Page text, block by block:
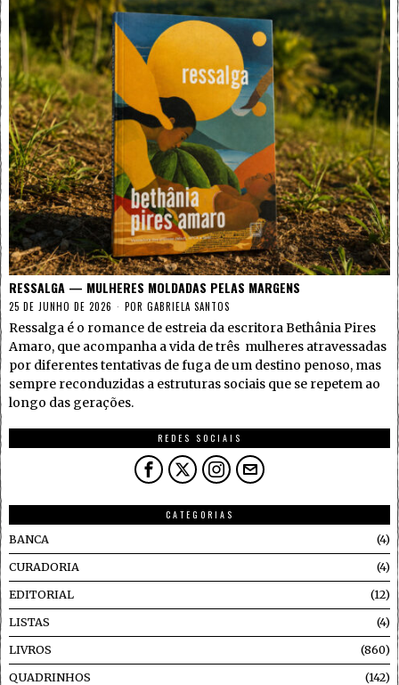
RESSALGA — MULHERES MOLDADAS PELAS MARGENS
25 DE JUNHO DE 2026 POR GABRIELA SANTOS
Ressalga é o romance de estreia da escritora Bethânia Pires
Amaro, que acompanha a vida de três mulheres atravessadas
por diferentes tentativas de fuga de um destino penoso, mas
sempre reconduzidas a estruturas sociais que se repetem ao
longo das gerações.
REDES SOCIAIS
CATEGORIAS
BANCA
4
CURADORIA 4
EDITORIAL 12
LISTAS 4
LIVROS 860
QUADRINHOS 142